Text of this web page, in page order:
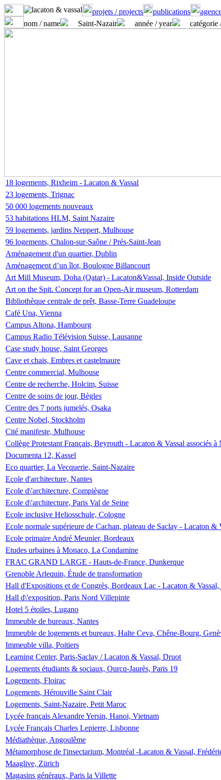
projets / projects publications
nom / name
Saint-Nazair année / year catégorie
18 logements, Rixheim - Lacaton & Vassal
23 logements, Trignac
50 000 logements nouveaux
53 habitations HLM, Saint Nazaire
59 logements, jardins Neppert, Mulhouse
96 logements, Chalon-sur-Saône / Prés-Saint-Jean
Aménagement d'un quartier, Dublin
Aménagement d’un îlot, Boulogne Billancourt
Art Mill Museum, Doha (Qatar) - Lacaton&Vassal, Inside Outside
Art on the Spit. Concept for an Open-Air museum, Rotterdam
Bibliothèque centrale de prêt, Basse-Terre Guadeloupe
Café Una, Vienna
Campus Altona, Hambourg
Campus Radio Télévision Suisse, Lausanne
Case study house, Saint Georges
Cave et chais, Embres et castelmaure
Centre commercial, Mulhouse
Centre de recherche, Holcim, Suisse
Centre de soins de jour, Bègles
Centre des 7 ports jumelés, Osaka
Centre Nobel, Stockholm
Cité manifeste, Mulhouse
Collège Protestant Français, Beyrouth - Lacaton & Vassal associés
Documenta 12, Kassel
Eco quartier, La Vecquerie, Saint-Nazaire
Ecole d'architecture, Nantes
Ecole d\'architecture, Compiègne
Ecole d\'architecture, Paris Val de Seine
Ecole inclusive Heliosschule, Cologne
Ecole normale supérieure de Cachan, plateau de Saclay - Lacaton &
Ecole primaire André Meunier, Bordeaux
Etudes urbaines à Monaco, La Condamine
FRAC GRAND LARGE - Hauts-de-France, Dunkerque
Grenoble Arlequin, Étude de transformation
Hall d'Expositions et de Congrès, Bordeaux Lac - Lacaton &
Hall d\'exposition, Paris Nord Villepinte
Hotel 5 étoiles, Lugano
Immeuble de bureaux, Nantes
Immeuble de logements et bureaux, Halte Ceva, Chêne-Bourg,
Immeuble villa, Poitiers
Learning Center, Paris-Saclay / Lacaton & Vassal, Druot
Logements étudiants & sociaux, Ourcq-Jaurès, Paris 19
Logements, Floirac
Logements, Hérouville Saint Clair
Logements, Saint-Nazaire, Petit Maroc
Lycée français Alexandre Yersin, Hanoi, Vietnam
Lycée Français Charles Lepierre, Lisbonne
Médiathèque, Angoulême
Métamorphose de l'insectarium, Montréal -Lacaton & Vassal,
Maaglive, Zürich
Magasins généraux, Paris la Villette